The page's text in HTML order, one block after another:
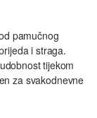
pamučnog
i straga.
tijekom
za svakodnevne